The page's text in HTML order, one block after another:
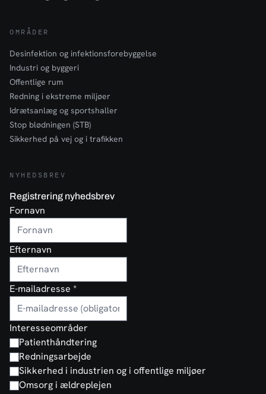
OMRÅDER
Desinfektion og infektionsforebyggelse
Industri og byggeri
Offentlige rum
Redning i ekstreme miljøer
Idrætsanlæg og sportshaller
Stop blødningen (STB)
Sikkerhed på vej og i trafikken
NYHEDSBREV
Registrering nyhedsbrev
Fornavn
Efternavn
E-mailadresse *
Interesseområder
Patienthåndtering
Redningsarbejde
Sikkerhed i industrien og i offentlige miljøer
Omsorg i ældreplejen